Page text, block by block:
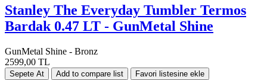
Stanley The Everyday Tumbler Termos
Bardak 0.47 LT - GunMetal Shine
GunMetal Shine - Bronz
2599,00 TL